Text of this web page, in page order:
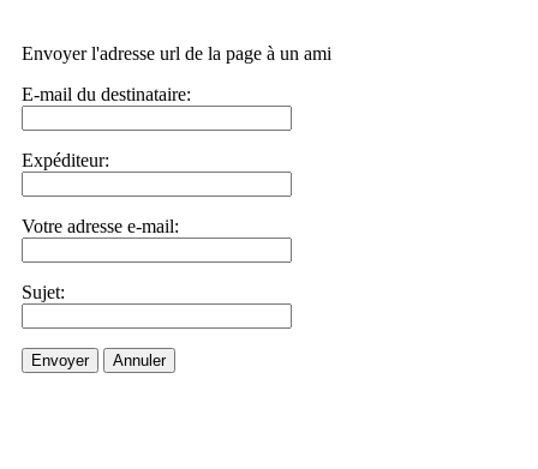
Envoyer l'adresse url de la page à un ami
E-mail du destinataire:
Expéditeur:
Votre adresse e-mail:
Sujet:
Envoyer Annuler